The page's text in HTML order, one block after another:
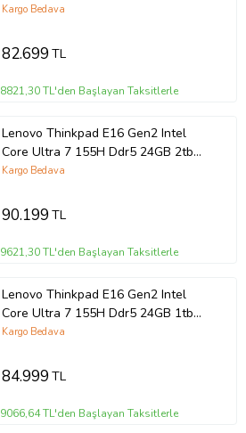
SSD Intel® Aı Boost 16" Wuxga IPS
Bilgisayar 21MA002UTXH02 + Zetta
Kargo Bedava
82.699TL
8821,30 TL'den Başlayan Taksitlerle
Lenovo Thinkpad E16 Gen2 Intel
Core Ultra 7 155H Ddr5 24GB 2tb
SSD Intel® Aı Boost 16" Wuxga IPS
Bilgisayar 21MA002UTXH07 + Zetta
Kargo Bedava
90.199TL
9621,30 TL'den Başlayan Taksitlerle
Lenovo Thinkpad E16 Gen2 Intel
Core Ultra 7 155H Ddr5 24GB 1tb
SSD Intel® Aı Boost 16" Wuxga IPS
Bilgisayar 21MA002UTXH06 + Zetta
Kargo Bedava
84.999TL
9066,64 TL'den Başlayan Taksitlerle